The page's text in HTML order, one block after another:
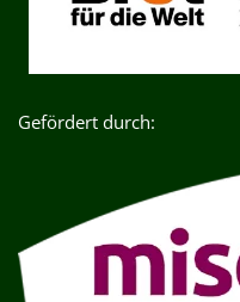
Gefördert durch: